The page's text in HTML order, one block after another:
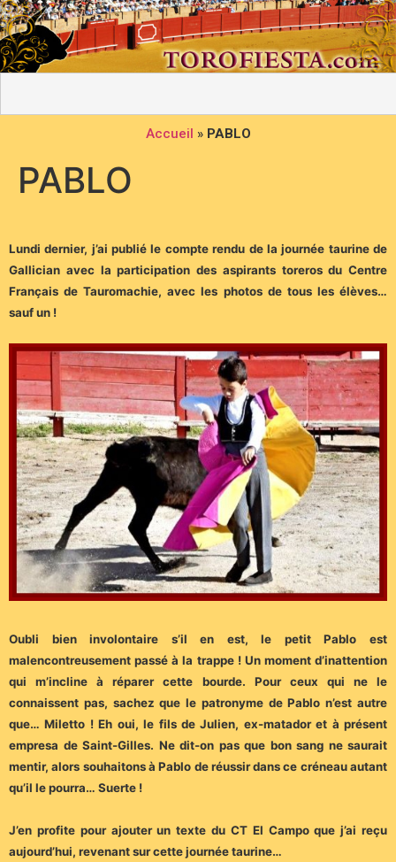
Accueil » PABLO
PABLO
Lundi dernier, j’ai publié le compte rendu de la journée taurine de
Gallician avec la participation des aspirants toreros du Centre
Français de Tauromachie, avec les photos de tous les élèves…
sauf un !
Oubli bien involontaire s’il en est, le petit Pablo est
malencontreusement passé à la trappe ! Un moment d’inattention
qui m’incline à réparer cette bourde. Pour ceux qui ne le
connaissent pas, sachez que le patronyme de Pablo n’est autre
que… Miletto ! Eh oui, le fils de Julien, ex-matador et à présent
empresa de Saint-Gilles. Ne dit-on pas que bon sang ne saurait
mentir, alors souhaitons à Pablo de réussir dans ce créneau autant
qu’il le pourra… Suerte !
J’en profite pour ajouter un texte du CT El Campo que j’ai reçu
aujourd’hui, revenant sur cette journée taurine…